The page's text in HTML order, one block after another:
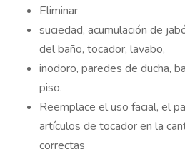
Eliminar
suciedad, acumulación de
del baño, tocador, lavabo,
inodoro, paredes de ducha,
piso.
Reemplace el uso facial, el
artículos de tocador en la
correctas